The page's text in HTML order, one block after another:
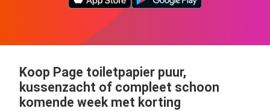
Koop Page toiletpapier puur,
kussenzacht of compleet schoon
komende week met korting